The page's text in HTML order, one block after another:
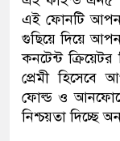
এই ফোনটি
গুছিয়ে দিয়ে
কনটেন্ট
প্রেমী হিসেবে
ফোল্ড ও
নিশ্চয়তা দিচ্ছে